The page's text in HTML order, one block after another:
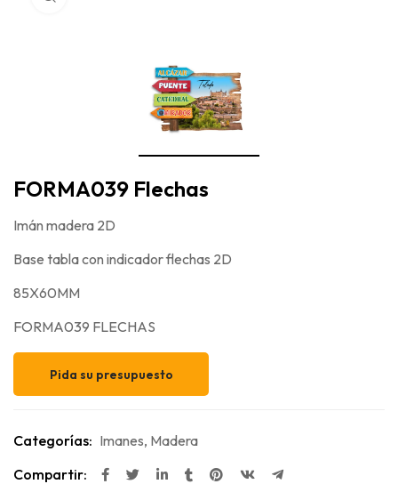
FORMA039 Flechas
Imán madera 2D
Base tabla con indicador flechas 2D
85X60MM
FORMA039 FLECHAS
Pida su presupuesto
Categorías: Imanes, Madera
Compartir: